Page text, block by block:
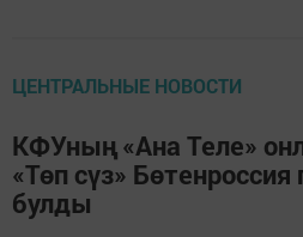
ЦЕНТРАЛЬНЫЕ НОВОСТИ
КФУның «Ана Теле»
«Төп сүз»
булды